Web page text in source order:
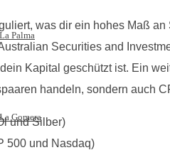
La Palma
La Gomera
was dir ein hohes Maß
Securities and
Kapital geschützt ist. Ein
handeln, sondern auch
und Silber)
500 und Nasdaq)